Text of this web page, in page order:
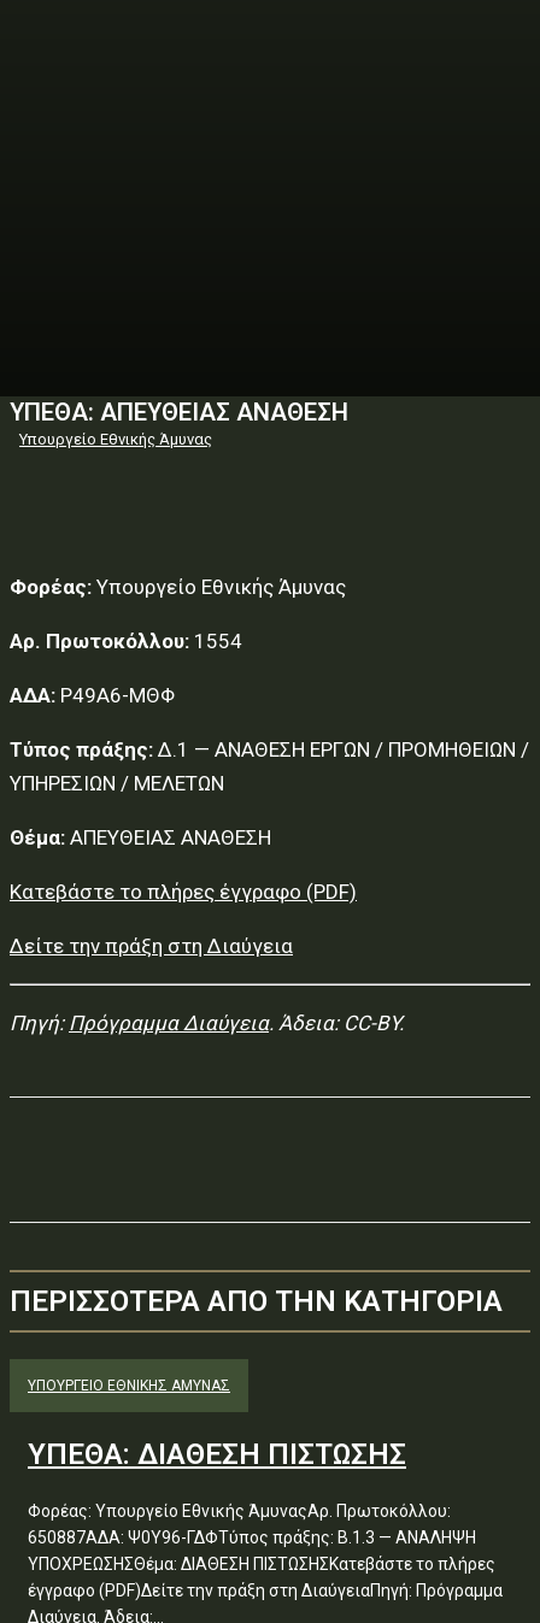
ΥΠΕΘΑ: ΑΠΕΥΘΕΙΑΣ ΑΝΑΘΕΣΗ
Υπουργείο Εθνικής Άμυνας
Φορέας: Υπουργείο Εθνικής Άμυνας
Αρ. Πρωτοκόλλου: 1554
ΑΔΑ: Ρ49Α6-ΜΘΦ
Τύπος πράξης: Δ.1 — ΑΝΑΘΕΣΗ ΕΡΓΩΝ / ΠΡΟΜΗΘΕΙΩΝ /
ΥΠΗΡΕΣΙΩΝ / ΜΕΛΕΤΩΝ
Θέμα: ΑΠΕΥΘΕΙΑΣ ΑΝΑΘΕΣΗ
Κατεβάστε το πλήρες έγγραφο (PDF)
Δείτε την πράξη στη Διαύγεια
Πηγή: Πρόγραμμα Διαύγεια. Άδεια: CC-BY.
ΠΕΡΙΣΣΟΤΕΡΑ ΑΠΟ ΤΗΝ ΚΑΤΗΓΟΡΙΑ
ΥΠΟΥΡΓΕΊΟ ΕΘΝΙΚΉΣ ΆΜΥΝΑΣ
ΥΠΕΘΑ: ΔΙΑΘΕΣΗ ΠΙΣΤΩΣΗΣ
Φορέας: Υπουργείο Εθνικής ΆμυναςΑρ. Πρωτοκόλλου:
650887ΑΔΑ: Ψ0Υ96-ΓΔΦΤύπος πράξης: Β.1.3 — ΑΝΑΛΗΨΗ
ΥΠΟΧΡΕΩΣΗΣΘέμα: ΔΙΑΘΕΣΗ ΠΙΣΤΩΣΗΣΚατεβάστε το πλήρες
έγγραφο (PDF)Δείτε την πράξη στη ΔιαύγειαΠηγή: Πρόγραμμα
Διαύγεια. Άδεια:...